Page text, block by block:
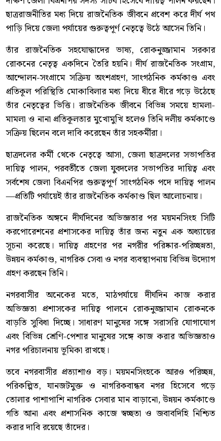
ছাত্ররাজনীতির মধ্য দিয়ে রাজনৈতিক জীবনে প্রবেশ করে দীর্ঘ পথ
পাড়ি দিয়ে জেলা পর্যায়ের গুরুত্বপূর্ণ নেতৃত্বে উঠে আসেন তিনি।
তাঁর রাজনৈতিক সহযোদ্ধাদের ভাষ্য, রোকনুজ্জামান সরকার
রোকনের নেতৃত্ব একদিনে তৈরি হয়নি। দীর্ঘ রাজনৈতিক সংগ্রাম,
আন্দোলন-সংগ্রামে সক্রিয় অংশগ্রহণ, সাংগঠনিক কর্মকাণ্ড এবং
প্রতিকূল পরিস্থিতি মোকাবিলার মধ্য দিয়ে ধীরে ধীরে গড়ে উঠেছে
তাঁর নেতৃত্বের ভিত্তি। রাজনৈতিক জীবনে বিভিন্ন সময়ে হামলা-
মামলা ও নানা প্রতিকূলতার মুখোমুখি হলেও তিনি দলীয় কর্মকাণ্ডে
সক্রিয় ছিলেন বলে দাবি করেছেন তাঁর সহকর্মীরা।
ছাত্রদলের কর্মী থেকে নেতৃত্বে আসা, জেলা ছাত্রদলের সভাপতির
দায়িত্ব পালন, পরবর্তীতে জেলা যুবদলের সভাপতির দায়িত্ব এবং
সর্বশেষ জেলা বিএনপির গুরুত্বপূর্ণ সাংগঠনিক পদে দায়িত্ব পালন
—প্রতিটি পর্যায়েই তাঁর রাজনৈতিক কর্মকাণ্ড ছিল আলোচনায়।
রাজনৈতিক অঙ্গনে দীর্ঘদিনের অভিজ্ঞতার পর ময়মনসিংহ সিটি
করপোরেশনের প্রশাসকের দায়িত্ব তাঁর জন্য নতুন এক অধ্যায়ের
সূচনা করেছে। দায়িত্ব গ্রহণের পর নগরীর পরিষ্কার-পরিচ্ছন্নতা,
উন্নয়ন কর্মকাণ্ড, নাগরিক সেবা ও নগর ব্যবস্থাপনায় বিভিন্ন উদ্যোগ
গ্রহণ করছেন তিনি।
নগরবাসীর অনেকের মতে, মাঠপর্যায়ে দীর্ঘদিন কাজ করার
অভিজ্ঞতা প্রশাসকের দায়িত্ব পালনে রোকনুজ্জামান রোকনকে
বাড়তি সুবিধা দিচ্ছে। সাধারণ মানুষের সঙ্গে সরাসরি যোগাযোগ
এবং বিভিন্ন শ্রেণি-পেশার মানুষের সঙ্গে কাজ করার অভিজ্ঞতাও
নগর পরিচালনায় ভূমিকা রাখছে।
তবে নগরবাসীর প্রত্যাশাও বড়। ময়মনসিংহকে আরও পরিচ্ছন্ন,
পরিকল্পিত, যানজটমুক্ত ও নাগরিকবান্ধব নগর হিসেবে গড়ে
তোলার পাশাপাশি নাগরিক সেবার মান বাড়ানো, উন্নয়ন কর্মকাণ্ডে
গতি আনা এবং প্রশাসনিক কাজে স্বচ্ছতা ও জবাবদিহি নিশ্চিত
করার দাবি রয়েছে তাঁদের।